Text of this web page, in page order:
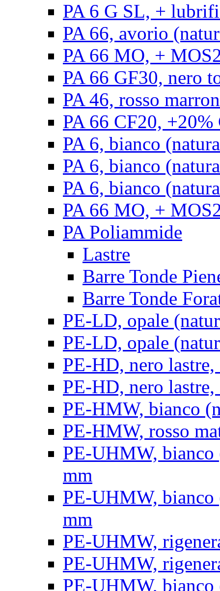
PA 6 G SL, +
PA 66, avorio
PA 66 MO, +
PA 66 GF30, nero
PA 46, rosso
PA 66 CF20,
PA 6, bianco
PA 6, bianco
PA 6, bianco
PA 66 MO, +
PA Poliammide
Lastre
Barre Tonde
Barre Tonde
PE-LD, opale
PE-LD, opale
PE-HD, nero lastre,
PE-HD, nero lastre,
PE-HMW, bianco
PE-HMW, rosso
PE-UHMW, bianco
mm
PE-UHMW, bianco
mm
PE-UHMW,
PE-UHMW,
PE-UHMW,